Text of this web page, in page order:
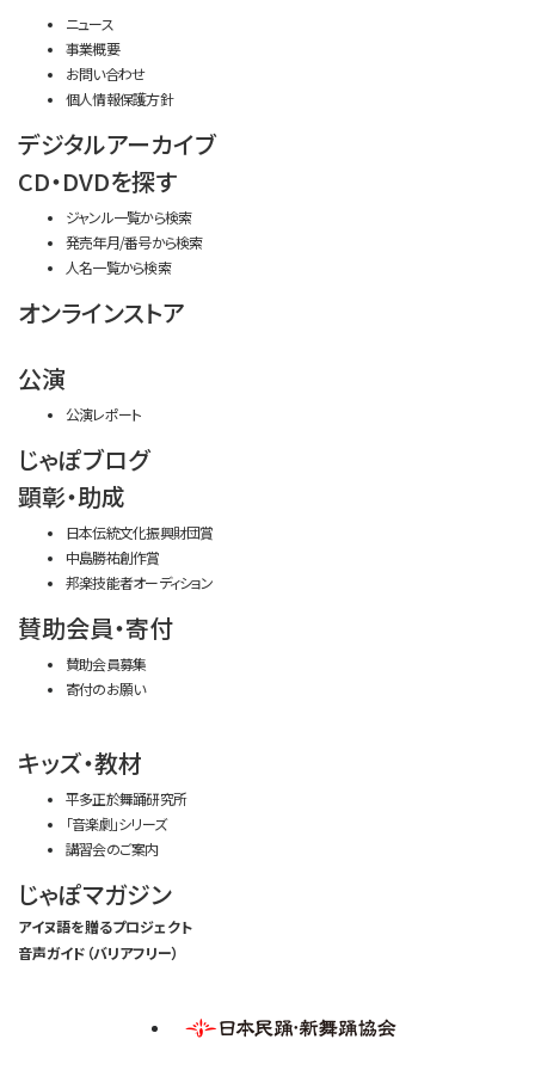
ニュース
事業概要
お問い合わせ
個人情報保護方針
デジタルアーカイブ
CD・DVDを探す
ジャンル一覧から検索
発売年月/番号から検索
人名一覧から検索
オンラインストア
公演
公演レポート
じゃぽブログ
顕彰・助成
日本伝統文化振興財団賞
中島勝祐創作賞
邦楽技能者オーディション
賛助会員・寄付
賛助会員募集
寄付のお願い
キッズ・教材
平多正於舞踊研究所
「音楽劇」シリーズ
講習会のご案内
じゃぽマガジン
アイヌ語を贈るプロジェクト
音声ガイド（バリアフリー）